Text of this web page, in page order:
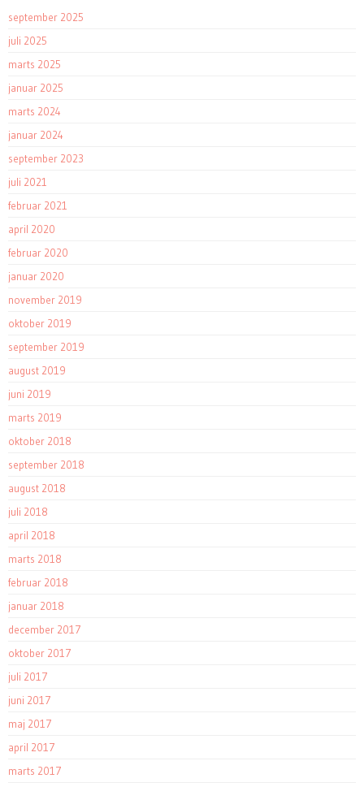
september 2025
juli 2025
marts 2025
januar 2025
marts 2024
januar 2024
september 2023
juli 2021
februar 2021
april 2020
februar 2020
januar 2020
november 2019
oktober 2019
september 2019
august 2019
juni 2019
marts 2019
oktober 2018
september 2018
august 2018
juli 2018
april 2018
marts 2018
februar 2018
januar 2018
december 2017
oktober 2017
juli 2017
juni 2017
maj 2017
april 2017
marts 2017